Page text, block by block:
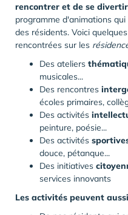
rencontrer et de se
programme d'animations
des résidents. Voici
rencontrées sur les
Des ateliers
musicales...
Des rencontres
écoles primaires,
Des activités
peinture, poésie...
Des activités
douce, pétanque...
Des initiatives
services innovants
Les activités peuvent